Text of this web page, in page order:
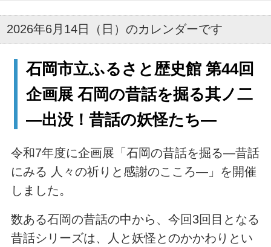
2026年6月14日（日）のカレンダーです
石岡市立ふるさと歴史館 第44回
企画展 石岡の昔話を掘る其ノ二
―出没！昔話の妖怪たち―
令和7年度に企画展「石岡の昔話を掘る―昔話
にみる 人々の祈りと感謝のこころ―」を開催
しました。
数ある石岡の昔話の中から、今回3回目となる
昔話シリーズは、人と妖怪とのかかわりとい